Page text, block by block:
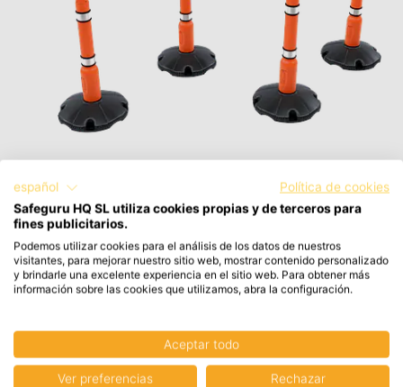
Base Poste Alta Visibilidad POST02
Skipper
28,30 €
español
Política de cookies
Safeguru HQ SL utiliza cookies propias y de terceros para
fines publicitarios.
Podemos utilizar cookies para el análisis de los datos de nuestros
visitantes, para mejorar nuestro sitio web, mostrar contenido personalizado
y brindarle una excelente experiencia en el sitio web. Para obtener más
información sobre las cookies que utilizamos, abra la configuración.
Aceptar todo
Ver preferencias Rechazar